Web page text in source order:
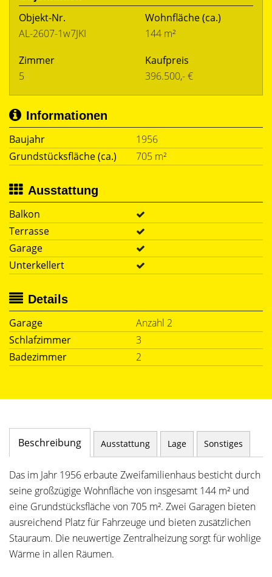
Objekt-Nr.
AL-2607-1w7JKI
Wohnfläche(ca.)
144 m²
Zimmer
5
Kaufpreis
396.500,- €
Informationen
Baujahr
1956
Grundstücksfläche (ca.)
705 m²
Ausstattung
Balkon
Terrasse
Garage
Unterkellert
Details
Garage
Anzahl 2
Schlafzimmer
3
Badezimmer
2
Beschreibung Ausstattung Lage Sonstiges
Das im Jahr 1956 erbaute Zweifamilienhaus besticht durch
seine großzügige Wohnfläche von insgesamt 144 m² und
eine Grundstücksfläche von 705 m². Zwei Garagen bieten
ausreichend Platz für Fahrzeuge und bieten zusätzlichen
Stauraum. Die neuwertige Zentralheizung sorgt für wohlige
Wärme in allen Räumen.